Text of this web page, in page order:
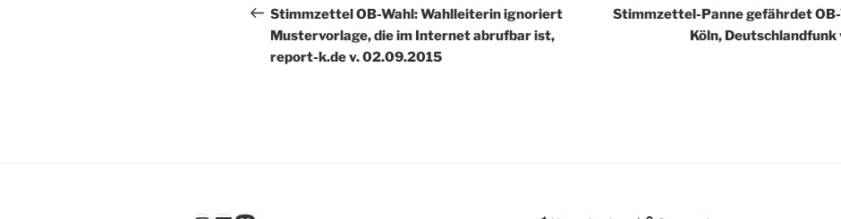
Beitrag
Stimmzettel OB-Wahl: Wahlleiterin ignoriert
Mustervorlage, die im Internet abrufbar ist,
report-k.de v. 02.09.2015
Stimmzettel-Panne gefährdet
Köln,